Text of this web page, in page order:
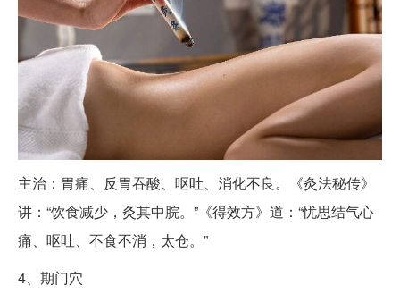
主治：胃痛、反胃吞酸、呕吐、消化不良。《灸法秘传》
讲：“饮食减少，灸其中脘。”《得效方》道：“忧思结气心
痛、呕吐、不食不消，太仓。”
4、期门穴